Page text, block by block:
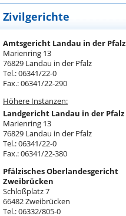
Zivilgerichte
Amtsgericht Landau in der Pfalz
Marienring 13
76829 Landau in der Pfalz
Tel.: 06341/22-0
Fax.: 06341/22-290
Höhere Instanzen:
Landgericht Landau in der Pfalz
Marienring 13
76829 Landau in der Pfalz
Tel.: 06341/22-0
Fax.: 06341/22-380
Pfälzisches Oberlandesgericht
Zweibrücken
Schloßplatz 7
66482 Zweibrücken
Tel.: 06332/805-0